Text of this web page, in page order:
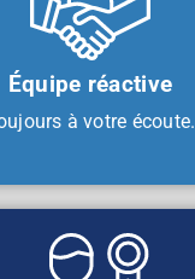
Équipe réactive
à votre écoute.